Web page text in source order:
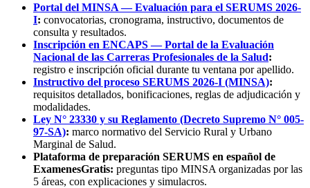
Portal del MINSA — Evaluación para el SERUMS 2026-
I: convocatorias, cronograma, instructivo, documentos de
consulta y resultados.
Inscripción en ENCAPS — Portal de la Evaluación
Nacional de las Carreras Profesionales de la Salud:
registro e inscripción oficial durante tu ventana por apellido.
Instructivo del proceso SERUMS 2026-I (MINSA):
requisitos detallados, bonificaciones, reglas de adjudicación y
modalidades.
Ley N° 23330 y su Reglamento (Decreto Supremo N° 005-
97-SA): marco normativo del Servicio Rural y Urbano
Marginal de Salud.
Plataforma de preparación SERUMS en español de
ExamenesGratis: preguntas tipo MINSA organizadas por las
5 áreas, con explicaciones y simulacros.